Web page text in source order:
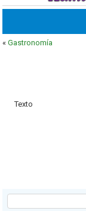
«Gastronomía
Texto